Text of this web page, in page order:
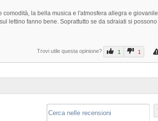
la bella musica e l'atmosfera allegra e giovanile.
lettino fanno bene. Soprattutto se da sdraiati si possono
Trovi utile questa opinione? 1 1
a circa 10 chilometri...